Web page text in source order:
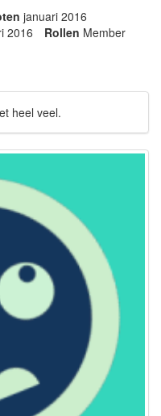
januari 2016
2016 Rollen Member
heel veel.